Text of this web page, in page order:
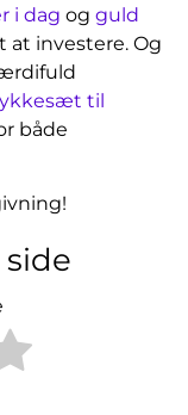
i dag og guld
investere. Og
til
både